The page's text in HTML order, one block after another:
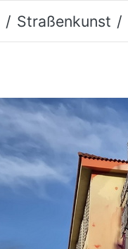
Straßenkunst